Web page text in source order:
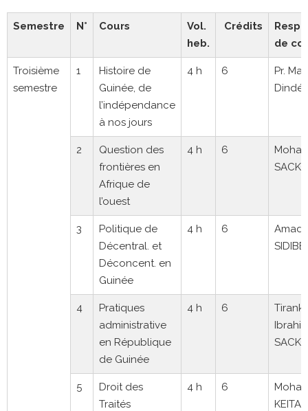
Semestre N° Cours
Vol.
heb.
Crédits
de
Troisième
semestre
1
Histoire de
Guinée, de
l’indépendance
à nos jours
4 h 6
Pr.
Dindé
2
Question des
frontières en
Afrique de
l’ouest
4 h 6
SACKO
3
Politique de
Décentral. et
Déconcent. en
Guinée
4 h 6
SIDIBE
4
Pratiques
administrative
en République
de Guinée
4 h 6
SACKO
5
Droit des
Traités
4 h 6
KEITA